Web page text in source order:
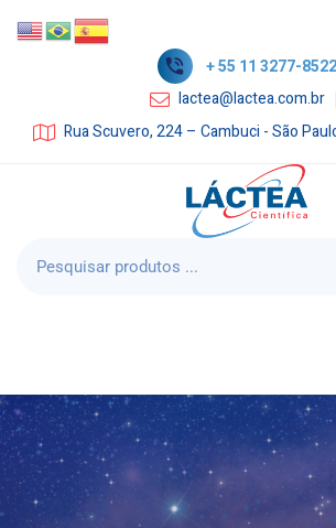
+ 55 11 3277-8522
lactea@lactea.com.br
Rua Scuvero, 224 – Cambuci - São